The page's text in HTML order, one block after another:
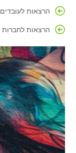
הרצאות לעובדים
הרצאות לחברות